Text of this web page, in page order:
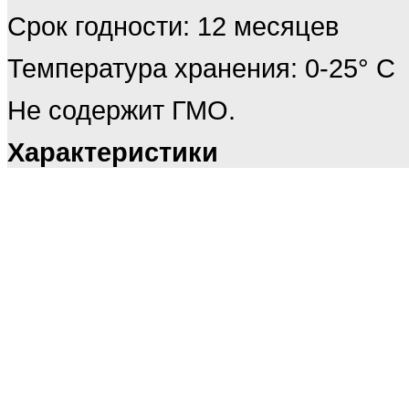
Срок годности: 12 месяцев
Температура хранения: 0-25° С
Не содержит ГМО.
Характеристики